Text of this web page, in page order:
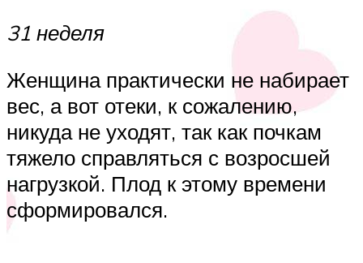
31 неделя
Женщина практически не набирает
вес, а вот отеки, к сожалению,
никуда не уходят, так как почкам
тяжело справляться с возросшей
нагрузкой. Плод к этому времени
сформировался.